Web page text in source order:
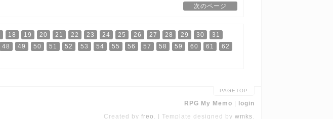
次のページ
18 19 20 21 22 23 24 25 26 27 28 29 30
31
48 49 50 51 52 53 54 55 56 57 58 59 60 61
62
PAGETOP
RPG My Memo
login
Created by freo . Template designed by wmks.